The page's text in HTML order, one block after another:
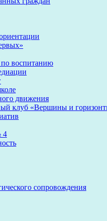
по воспитанию
движения
клуб «Вершины и
4
сопровождения